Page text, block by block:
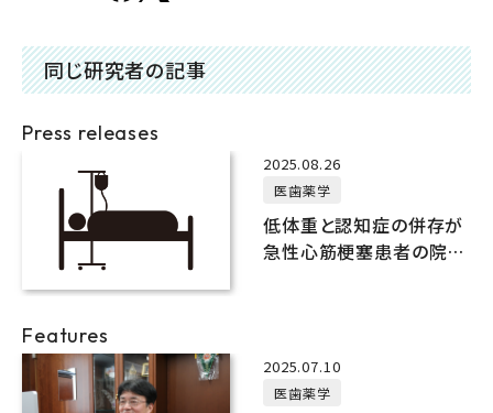
同じ研究者の記事
Press releases
2025.08.26
医歯薬学
低体重と認知症の併存が
急性心筋梗塞患者の院内
Features
2025.07.10
医歯薬学